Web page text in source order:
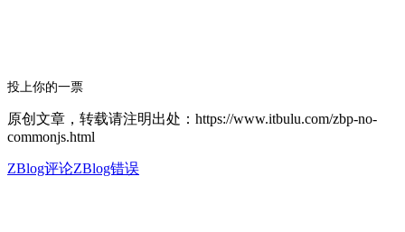
投上你的一票
原创文章，转载请注明出处：https://www.itbulu.com/zbp-no-
commonjs.html
ZBlog评论ZBlog错误